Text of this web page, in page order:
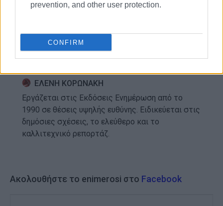
prevention, and other user protection.
CONFIRM
ΕΛΕΝΗ ΚΟΡΩΝΑΚΗ
Εργάζεται στις Εκδόσεις Ενημέρωση από το
1990 σε θέσεις υψηλής ευθύνης. Ειδικεύεται στις
δημόσιες σχέσεις, το ελεύθερο και το
καλλιτεχνικό ρεπορτάζ.
Ακολουθήστε το enimerosi στο Facebook